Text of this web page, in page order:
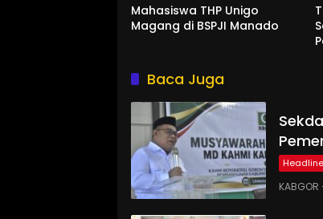
Mahasiswa THP Unigo
Magang di BSPJI Manado
Baca Juga